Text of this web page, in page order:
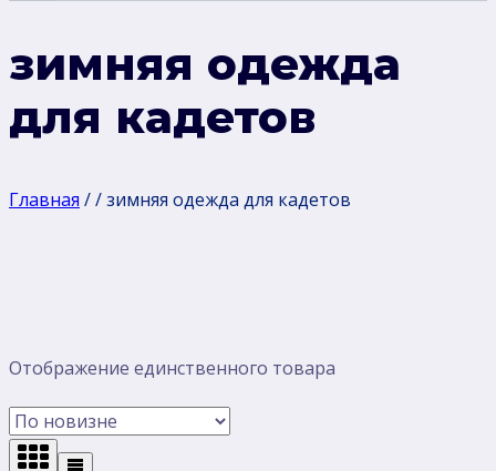
зимняя одежда
для кадетов
Главная //зимняя одежда для кадетов
Отображение единственного товара